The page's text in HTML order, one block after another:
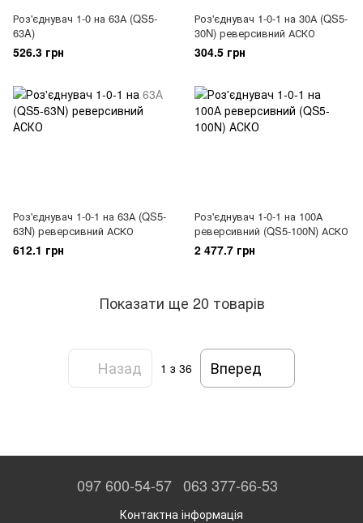
Роз'єднувач 1-0 на 63А (QS5-
63A)
526.3 грн
Роз'єднувач 1-0-1 на 30А (QS5-
30N) реверсивний АСКО
304.5 грн
Роз'єднувач 1-0-1 на 63А (QS5-
63N) реверсивний АСКО
612.1 грн
Роз'єднувач 1-0-1 на 100А
реверсивний (QS5-100N) АСКО
2 477.7 грн
Показати ще 20 товарів
Назад 1 з 36 Вперед
097 600-54-57 063 377-66-53
Контактна інформація